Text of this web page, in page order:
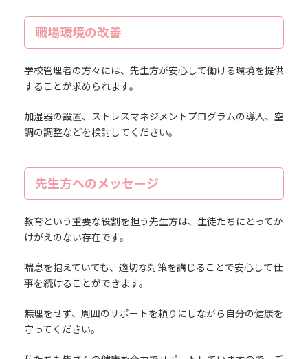
職場環境の改善
学校管理者の方々には、先生方が安心して働ける環境を提供
することが求められます。
加湿器の設置、ストレスマネジメントプログラムの導入、空
調の調整などを検討してください。
先生方へのメッセージ
教育という重要な役割を担う先生方は、生徒たちにとってか
けがえのない存在です。
喘息を抱えていても、適切な対策を講じることで安心して仕
事を続けることができます。
無理をせず、周囲のサポートを頼りにしながら自分の健康を
守ってください。